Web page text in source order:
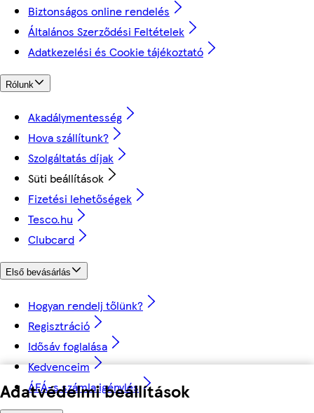
Adatvédelmi beállítások
Biztonságos online rendelés
Általános Szerződési Feltételek
Adatkezelési és Cookie tájékoztató
Rólunk
Akadálymentesség
Hova szállítunk?
Szolgáltatás díjak
Süti beállítások
Fizetési lehetőségek
Tesco.hu
Clubcard
Első bevásárlás
Hogyan rendelj tőlünk?
Regisztráció
Idősáv foglalása
Kedvenceim
ÁFÁ-s számla igénylés